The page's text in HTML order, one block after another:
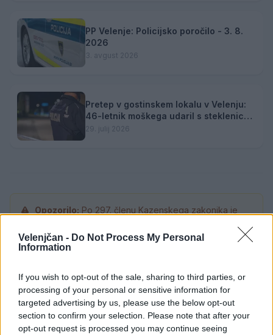
Velenjčan - Do Not Process My Personal
Information
If you wish to opt-out of the sale, sharing to third parties, or
processing of your personal or sensitive information for
targeted advertising by us, please use the below opt-out
section to confirm your selection. Please note that after your
opt-out request is processed you may continue seeing
PP Velenje: Policijsko poročilo - 3. 8.
2026
3. avgust 2026
Pretep v gostinskem lokalu v Velenju:
46-letnik moškega udaril s steklenico
in ga zabodel
29. julij 2026
Opozorilo: Po 297. členu Kazenskega zakonika je
sovraštva, nasilja ali nestrpnosti. Komentarji z žaljivimi,
rasističnimi, diskriminatornimi ali nezakonitimi vsebinami
Failed to fetch
Prihajajoči dogodki